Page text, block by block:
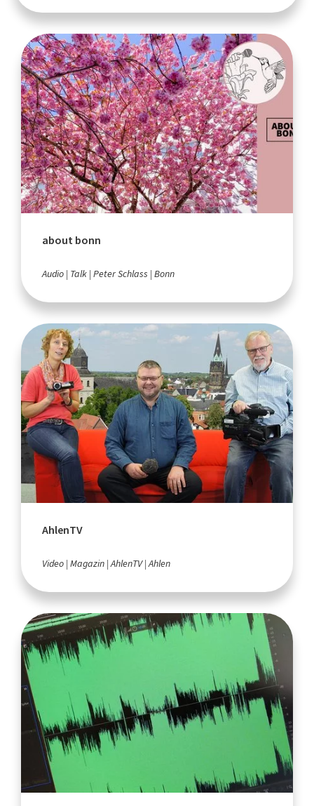
about bonn
Audio Talk Peter Schlass Bonn
AhlenTV
Video Magazin AhlenTV Ahlen